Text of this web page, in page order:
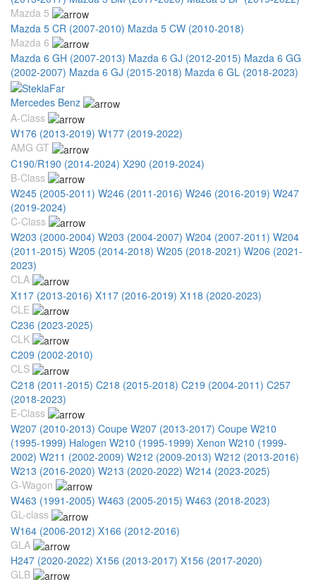
Mazda 5
Mazda 5 CR (2007-2010) Mazda 5 CW (2010-2018)
Mazda 6
Mazda 6 GH (2007-2013) Mazda 6 GJ (2012-2015) Mazda 6 GG
(2002-2007) Mazda 6 GJ (2015-2018) Mazda 6 GL (2018-2023)
Mercedes Benz
A-Class
W176 (2013-2019) W177 (2019-2022)
AMG GT
C190/R190 (2014-2024) X290 (2019-2024)
B-Class
W245 (2005-2011) W246 (2011-2016) W246 (2016-2019) W247
(2019-2024)
C-Class
W203 (2000-2004) W203 (2004-2007) W204 (2007-2011) W204
(2011-2015) W205 (2014-2018) W205 (2018-2021) W206 (2021-
2023)
CLA
X117 (2013-2016) X117 (2016-2019) X118 (2020-2023)
CLE
C236 (2023-2025)
CLK
С209 (2002-2010)
CLS
C218 (2011-2015) C218 (2015-2018) C219 (2004-2011) C257
(2018-2023)
E-Class
W207 (2010-2013) Coupe W207 (2013-2017) Coupe W210
(1995-1999) Halogen W210 (1995-1999) Xenon W210 (1999-
2002) W211 (2002-2009) W212 (2009-2013) W212 (2013-2016)
W213 (2016-2020) W213 (2020-2022) W214 (2023-2025)
G-Wagon
W463 (1991-2005) W463 (2005-2015) W463 (2018-2023)
GL-class
W164 (2006-2012) X166 (2012-2016)
GLA
H247 (2020-2022) X156 (2013-2017) X156 (2017-2020)
GLB